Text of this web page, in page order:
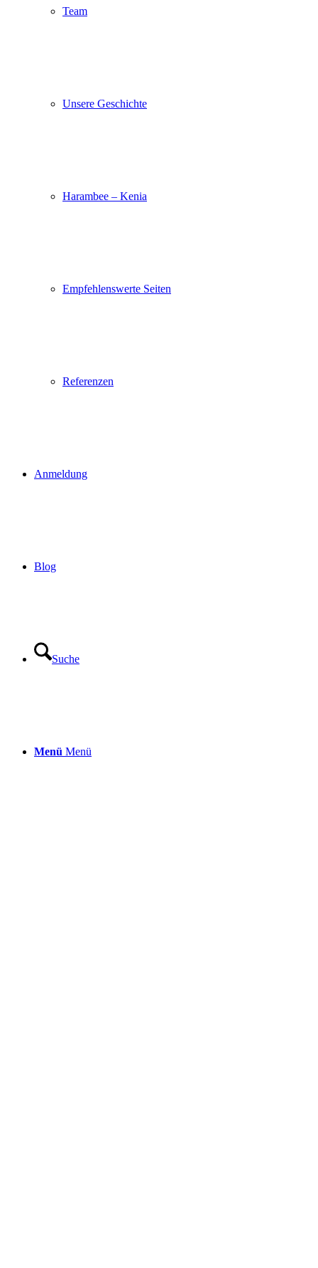
Team
Unsere Geschichte
Harambee – Kenia
Empfehlenswerte Seiten
Referenzen
Anmeldung
Blog
Suche
Menü Menü